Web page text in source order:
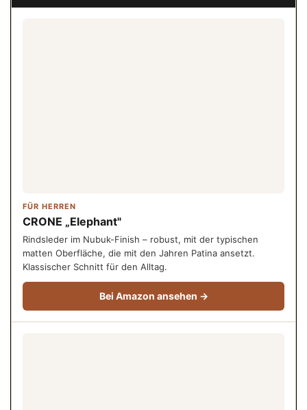
FÜR HERREN
CRONE „Elephant"
Rindsleder im Nubuk-Finish – robust, mit der typischen
matten Oberfläche, die mit den Jahren Patina ansetzt.
Klassischer Schnitt für den Alltag.
Bei Amazon ansehen →